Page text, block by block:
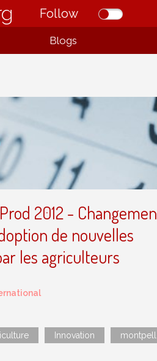
Follow
Blogs
2012 -
de nouvelles
les agriculteurs
Innovation